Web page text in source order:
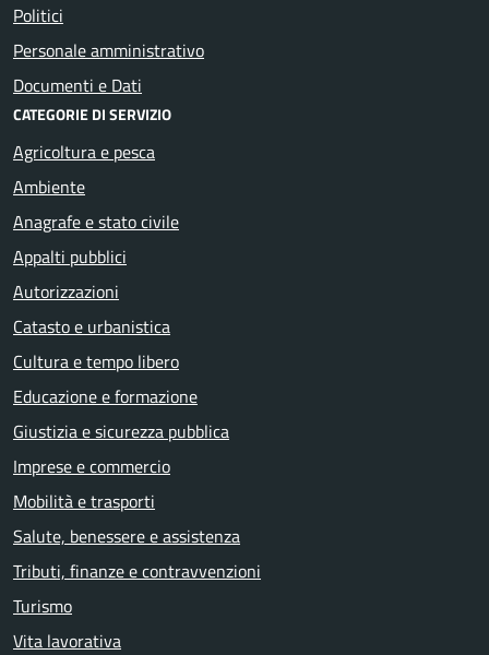
Politici
Personale amministrativo
Documenti e Dati
CATEGORIE DI SERVIZIO
Agricoltura e pesca
Ambiente
Anagrafe e stato civile
Appalti pubblici
Autorizzazioni
Catasto e urbanistica
Cultura e tempo libero
Educazione e formazione
Giustizia e sicurezza pubblica
Imprese e commercio
Mobilità e trasporti
Salute, benessere e assistenza
Tributi, finanze e contravvenzioni
Turismo
Vita lavorativa